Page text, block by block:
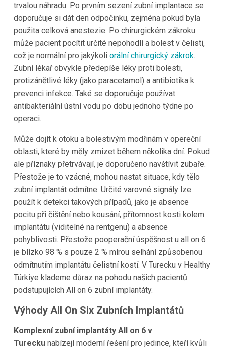
trvalou náhradu. Po prvním sezení zubní implantace se
doporučuje si dát den odpočinku, zejména pokud byla
použita celková anestezie. Po chirurgickém zákroku
může pacient pocítit určité nepohodlí a bolest v čelisti,
což je normální pro jakýkoli orální chirurgický zákrok.
Zubní lékař obvykle předepíše léky proti bolesti,
protizánětlivé léky (jako paracetamol) a antibiotika k
prevenci infekce. Také se doporučuje používat
antibakteriální ústní vodu po dobu jednoho týdne po
operaci.
Může dojít k otoku a bolestivým modřinám v opereční
oblasti, které by měly zmizet během několika dní. Pokud
ale příznaky přetrvávají, je doporučeno navštívit zubaře.
Přestože je to vzácné, mohou nastat situace, kdy tělo
zubní implantát odmítne. Určité varovné signály lze
použít k detekci takových případů, jako je absence
pocitu při čištění nebo kousání, přítomnost kosti kolem
implantátu (viditelné na rentgenu) a absence
pohyblivosti. Přestože pooperační úspěšnost u all on 6
je blízko 98 % s pouze 2 % mírou selhání způsobenou
odmítnutím implantátu čelistní kostí. V Turecku v Healthy
Türkiye klademe důraz na pohodu našich pacientů
podstupujících All on 6 zubní implantáty.
Výhody All On Six Zubních Implantátů
Komplexní zubní implantáty All on 6 v
Tureckunabízejí moderní řešení pro jedince, kteří kvůli